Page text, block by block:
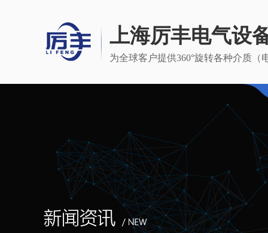
上海厉丰电气设
为全球客户提供360°旋转各种介质